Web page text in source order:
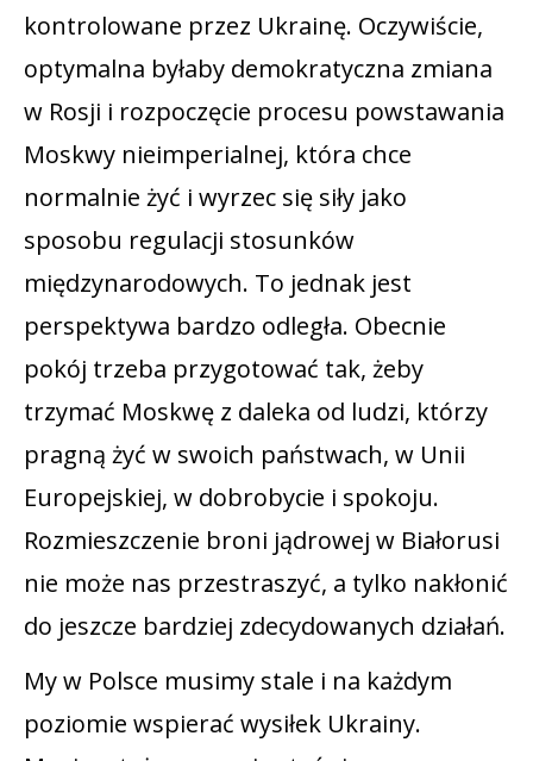
kontrolowane przez Ukrainę. Oczywiście,
optymalna byłaby demokratyczna zmiana
w Rosji i rozpoczęcie procesu powstawania
Moskwy nieimperialnej, która chce
normalnie żyć i wyrzec się siły jako
sposobu regulacji stosunków
międzynarodowych. To jednak jest
perspektywa bardzo odległa. Obecnie
pokój trzeba przygotować tak, żeby
trzymać Moskwę z daleka od ludzi, którzy
pragną żyć w swoich państwach, w Unii
Europejskiej, w dobrobycie i spokoju.
Rozmieszczenie broni jądrowej w Białorusi
nie może nas przestraszyć, a tylko nakłonić
do jeszcze bardziej zdecydowanych działań.
My w Polsce musimy stale i na każdym
poziomie wspierać wysiłek Ukrainy.